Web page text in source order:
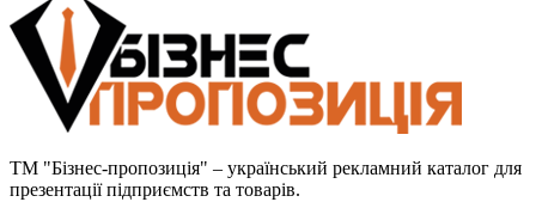
ТМ "Бізнес-пропозиція" – український рекламний каталог для
презентації підприємств та товарів.